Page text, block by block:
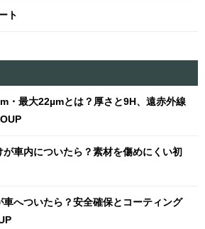
ト
・最大22µmとは？厚さと9H、遠赤外線
が車内についたら？素材を傷めにくい初
へついたら？安全確保とコーティング